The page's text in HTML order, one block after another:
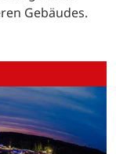
Gebäudes.